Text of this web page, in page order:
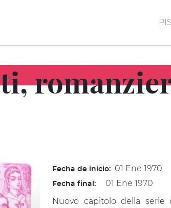
Fecha de inicio: 01 Ene 1970
Fecha final:
01 Ene 1970
Nuovo capitolo della serie